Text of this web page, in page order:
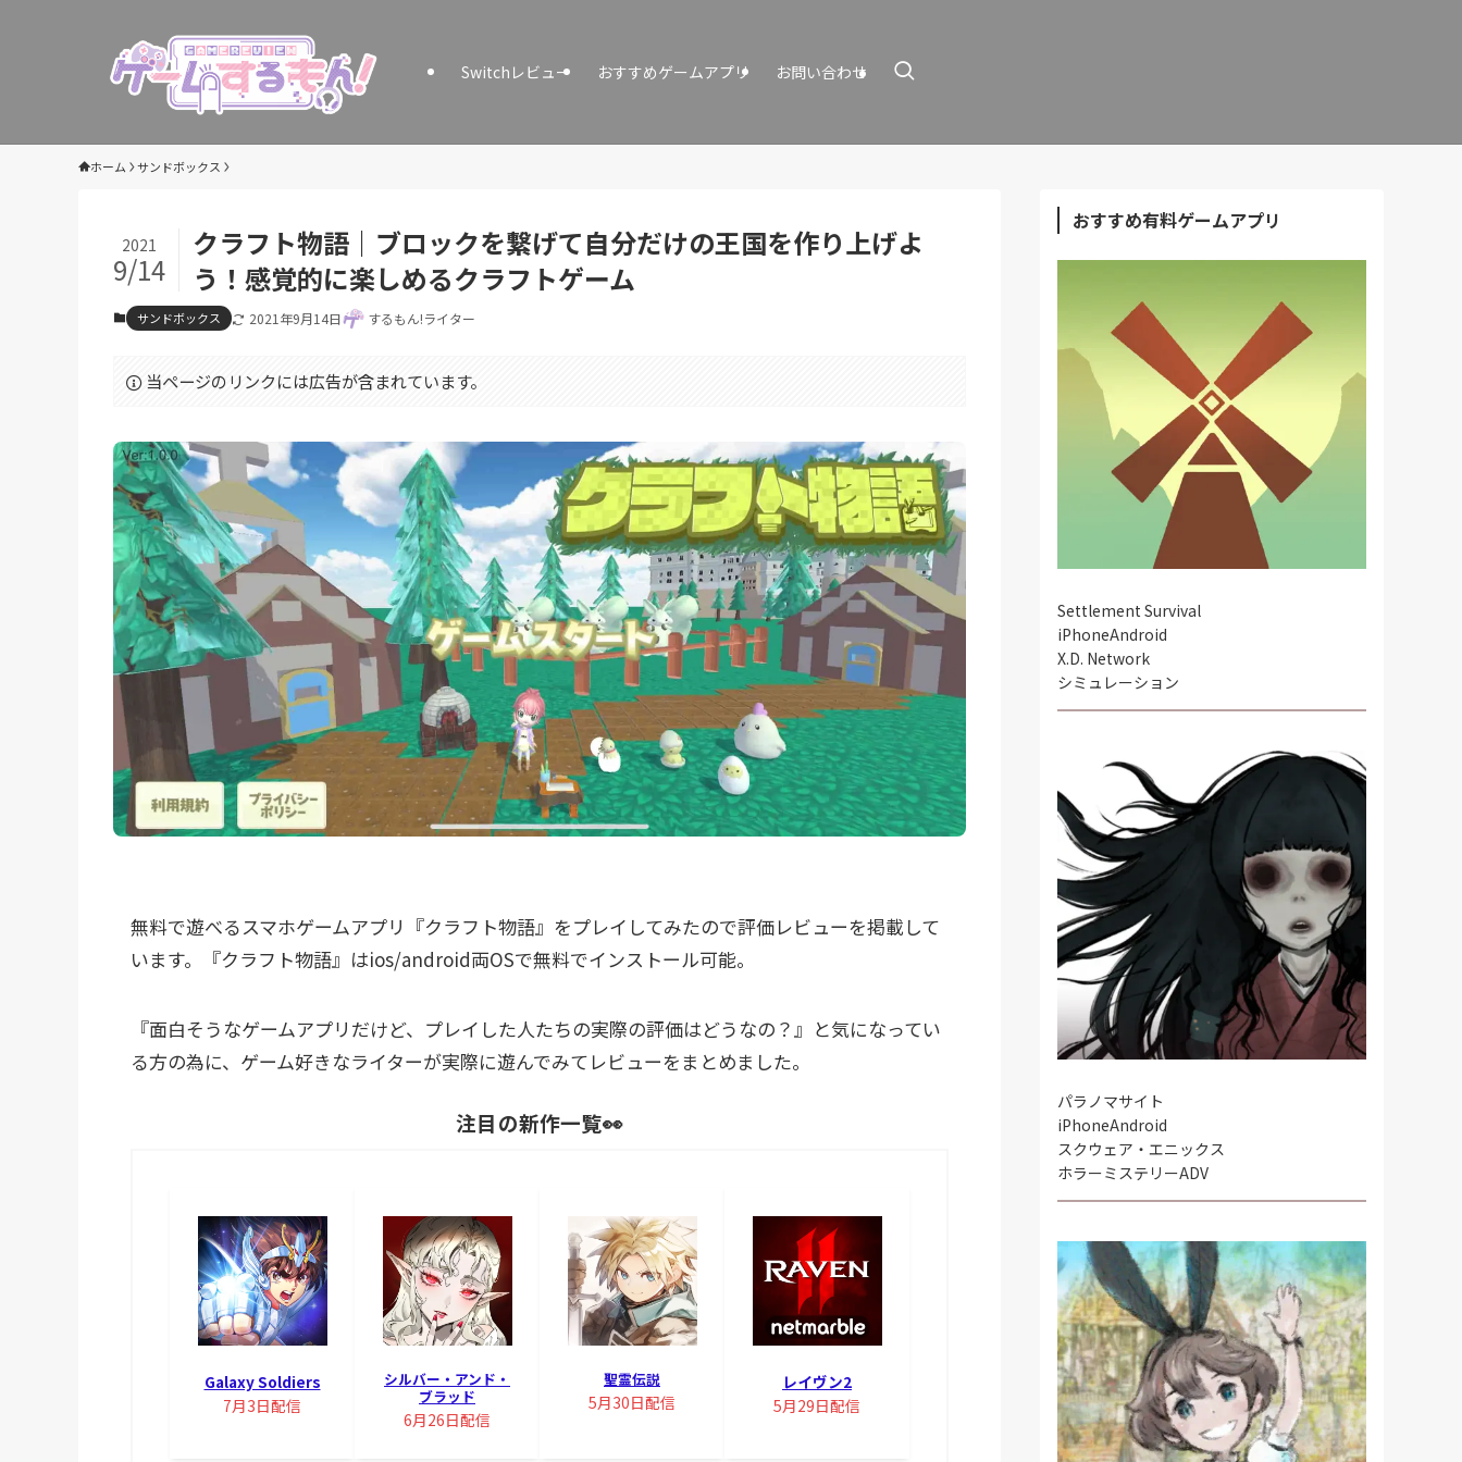
Switchレビュー おすすめゲームアプリ お問い合わせ
ホーム サンドボックス
クラフト物語｜ブロックを繋げて自分だけの王国を作り上げよ
う！感覚的に楽しめるクラフトゲーム
2021
9/14
サンドボックス 2021年9月14日 するもん!ライター
当ページのリンクには広告が含まれています。
無料で遊べるスマホゲームアプリ『クラフト物語』をプレイしてみたので評価レビューを掲載して
います。『クラフト物語』はios/android両OSで無料でインストール可能。
『面白そうなゲームアプリだけど、プレイした人たちの実際の評価はどうなの？』と気になってい
る方の為に、ゲーム好きなライターが実際に遊んでみてレビューをまとめました。
注目の新作一覧👀
Galaxy Soldiers
7月3日配信
シルバー・アンド・
ブラッド
6月26日配信
聖霊伝説
5月30日配信
レイヴン2
5月29日配信
おすすめ有料ゲームアプリ
Settlement Survival
iPhoneAndroid
X.D. Network
シミュレーション
パラノマサイト
iPhoneAndroid
スクウェア・エニックス
ホラーミステリーADV